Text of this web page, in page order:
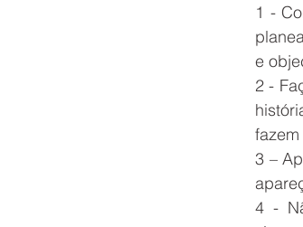
1 -
e
2 -
3 –
4 -